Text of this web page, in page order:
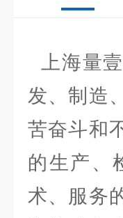
上海量
发、制造
苦奋斗和
的生产、
术、服务